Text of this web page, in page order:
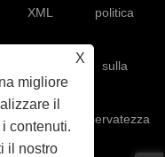
X
migliore
il
contenuti.
il ​​nostro
XML politica
sulla
riservatezza